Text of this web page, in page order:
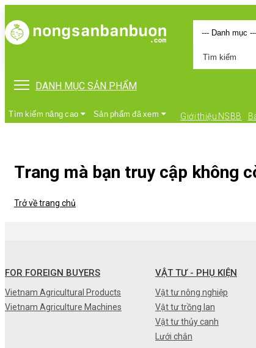
DANH MỤC SẢN PHẨM
Tìm kiếm nâng cao Sản phẩm đã xem Giới thiệu NSBB
•
• Máy nông nghiệp
• Thiết bị-Phương tiện
Trang mà bạn truy cập không
Trở về trang chủ
FOR FOREIGN BUYERS
Vietnam Agricultural Products
Vietnam Agriculture Machines
VẬT TƯ - PHỤ KIỆN
Vật tư nông nghiệp
Vật tư trồng lan
Vật tư thủy canh
Lưới chắn